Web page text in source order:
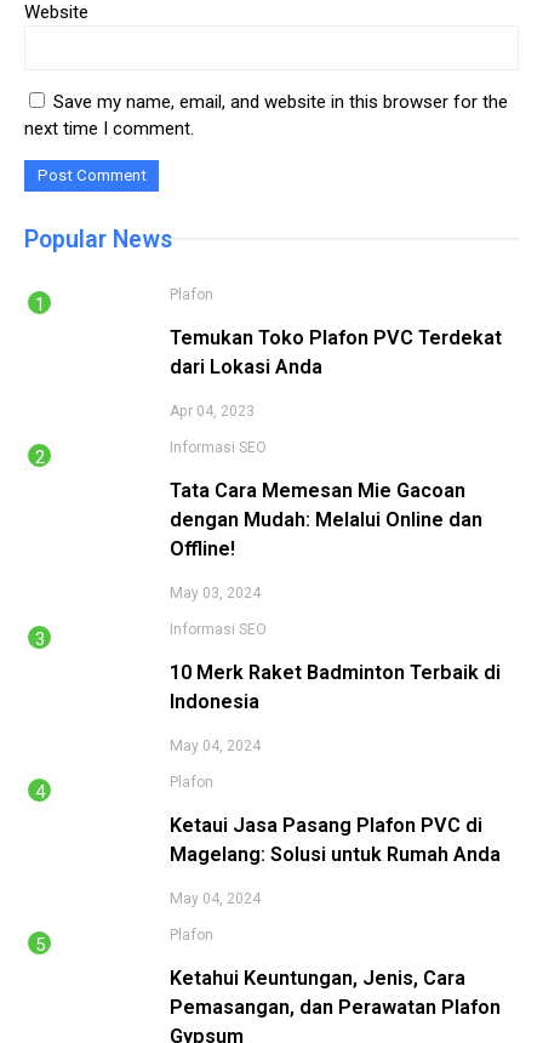
Website
Save my name, email, and website in this browser for the
next time I comment.
Popular News
Plafon
Temukan Toko Plafon PVC Terdekat
dari Lokasi Anda
Apr 04, 2023
Informasi SEO
Tata Cara Memesan Mie Gacoan
dengan Mudah: Melalui Online dan
Offline!
May 03, 2024
Informasi SEO
10 Merk Raket Badminton Terbaik di
Indonesia
May 04, 2024
Plafon
Ketaui Jasa Pasang Plafon PVC di
Magelang: Solusi untuk Rumah Anda
May 04, 2024
Plafon
Ketahui Keuntungan, Jenis, Cara
Pemasangan, dan Perawatan Plafon
Gypsum